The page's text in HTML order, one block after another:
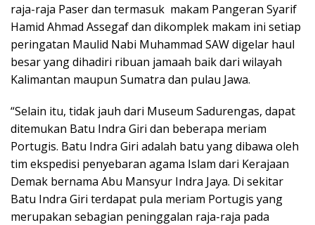
raja-raja Paser dan termasuk makam Pangeran Syarif
Hamid Ahmad Assegaf dan dikomplek makam ini setiap
peringatan Maulid Nabi Muhammad SAW digelar haul
besar yang dihadiri ribuan jamaah baik dari wilayah
Kalimantan maupun Sumatra dan pulau Jawa.
“Selain itu, tidak jauh dari Museum Sadurengas, dapat
ditemukan Batu Indra Giri dan beberapa meriam
Portugis. Batu Indra Giri adalah batu yang dibawa oleh
tim ekspedisi penyebaran agama Islam dari Kerajaan
Demak bernama Abu Mansyur Indra Jaya. Di sekitar
Batu Indra Giri terdapat pula meriam Portugis yang
merupakan sebagian peninggalan raja-raja pada